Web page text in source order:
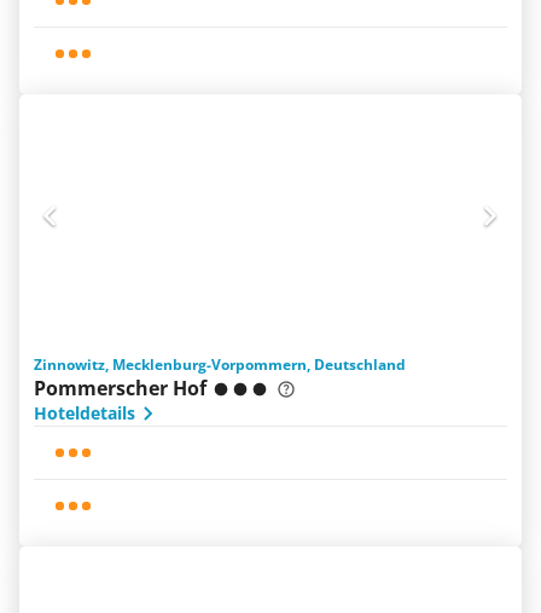
Zinnowitz, Mecklenburg-Vorpommern, Deutschland
Pommerscher Hof
Hoteldetails